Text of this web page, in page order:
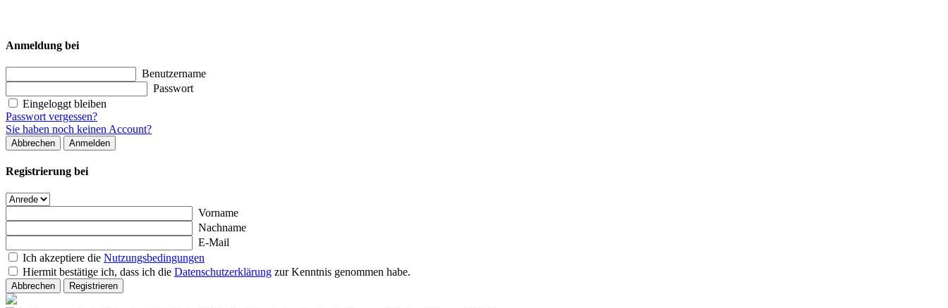
Anmeldung bei
Benutzername
Passwort
Eingeloggt bleiben
Passwort vergessen?
Sie haben noch keinen Account?
Abbrechen Anmelden
Registrierung bei
Vorname
Nachname
E-Mail
Ich akzeptiere die Nutzungsbedingungen
Hiermit bestätige ich, dass ich die Datenschutzerklärung zur Kenntnis genommen habe.
Abbrechen Registrieren